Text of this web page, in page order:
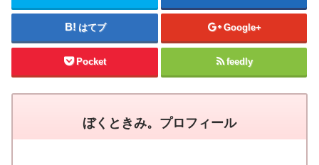
はてブ Google+
Pocket feedly
ぼくときみ。プロフィール